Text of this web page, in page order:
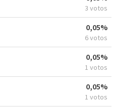
3 votos
0,05%
6 votos
0,05%
1 votos
0,05%
1 votos